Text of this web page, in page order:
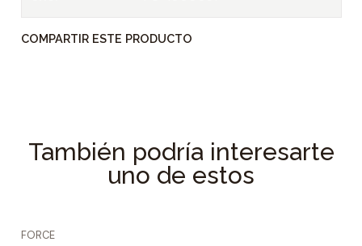
Longitud: 38 mm
Tamaño: 36 mm
Tamaño adaptador : 1/2
Tamaño de Acoplamiento : 36 mm
COMPARTIR ESTE PRODUCTO
También podría interesarte
uno de estos
FORCE